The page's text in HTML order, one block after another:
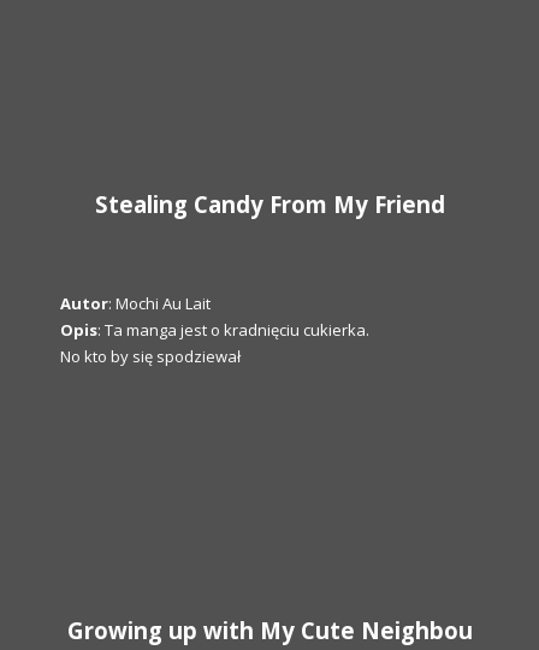
Stealing Candy From My Friend
Autor: Mochi Au Lait
Opis: Ta manga jest o kradnięciu cukierka.
No kto by się spodziewał
Growing up with My Cute Neighbou